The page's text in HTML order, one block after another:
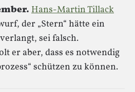
Hans-Martin Tillack
der „Stern“ hätte ein
sei falsch.
er aber, dass es notwendig
schützen zu können.